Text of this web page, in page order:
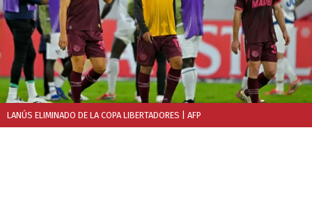
LANÚS ELIMINADO DE LA COPA LIBERTADORES | AFP